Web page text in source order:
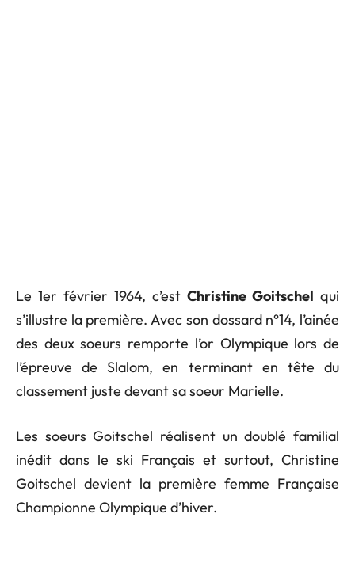
Le 1er février 1964, c’est Christine Goitschel qui
s’illustre la première. Avec son dossard n°14, l’ainée
des deux soeurs remporte l’or Olympique lors de
l’épreuve de Slalom, en terminant en tête du
classement juste devant sa soeur Marielle.
Les soeurs Goitschel réalisent un doublé familial
inédit dans le ski Français et surtout, Christine
Goitschel devient la première femme Française
Championne Olympique d’hiver.